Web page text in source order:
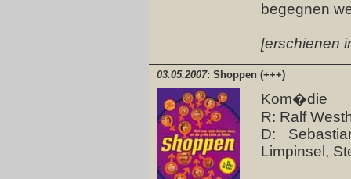
begegnen
[erschienen
03.05.2007: Shoppen (+++)
Kom�die
R: Ralf
D:
Limpinsel,